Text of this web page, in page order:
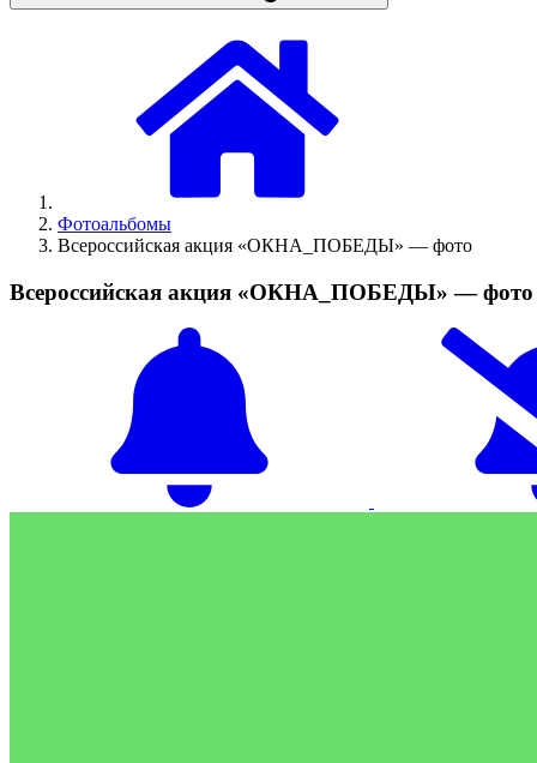
Фотоальбомы
Всероссийская акция «ОКНА_ПОБЕДЫ» — фото
Всероссийская акция «ОКНА_ПОБЕДЫ» — фото